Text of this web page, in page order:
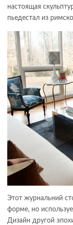
настоящая
пьедестал из
Этот журнальний
форме, но
Дизайн другой